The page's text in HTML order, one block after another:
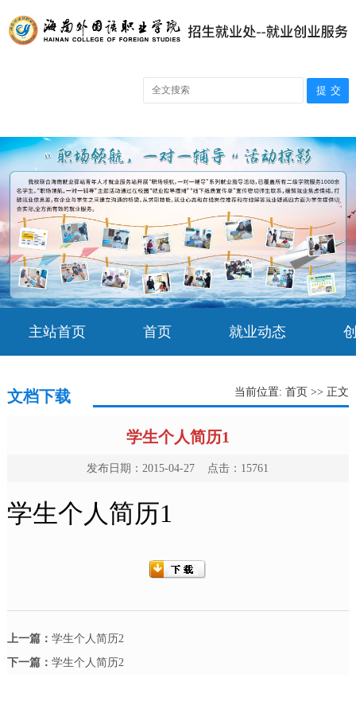
主站首页 首页 就业动态
文档下载 当前位置:首页 >> 正文
学生个人简历1
发布日期：2015-04-27 点击： 15761
学生个人简历1
上一篇： 学生个人简历2
下一篇： 学生个人简历2